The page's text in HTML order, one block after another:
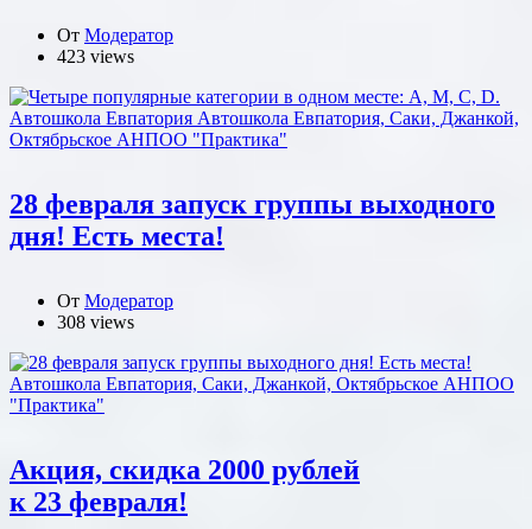
От Модератор
423 views
Автошкола Евпатория Автошкола Евпатория, Саки, Джанкой,
Октябрьское АНПОО "Практика"
28 февраля запуск группы выходного
дня! Есть места!
От Модератор
308 views
Автошкола Евпатория, Саки, Джанкой, Октябрьское АНПОО
"Практика"
Акция, скидка 2000 рублей
к 23 февраля!